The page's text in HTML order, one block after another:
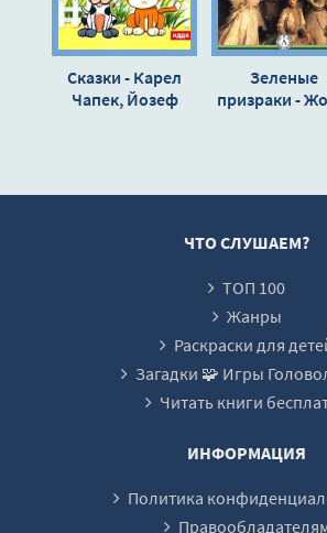
Сказки - Карел
Чапек, Йозеф
Зеленые
призраки -
ЧТО СЛУШАЕМ?
ТОП 100
Жанры
Раскраски для
Загадки 🧩 Игры
Читать книги
ИНФОРМАЦИЯ
Политика